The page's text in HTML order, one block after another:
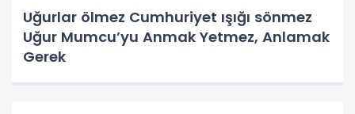
Uğurlar ölmez Cumhuriyet ışığı sönmez
Uğur Mumcu’yu Anmak Yetmez, Anlamak
Gerek